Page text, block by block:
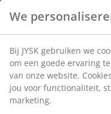
We
Bij JYSK gebruiken we
om een goede ervaring
van onze website.
jou voor functionaliteit,
marketing.